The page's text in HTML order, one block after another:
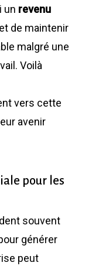
un revenu
de maintenir
malgré une
Voilà
vers cette
avenir
pour les
souvent
générer
peut